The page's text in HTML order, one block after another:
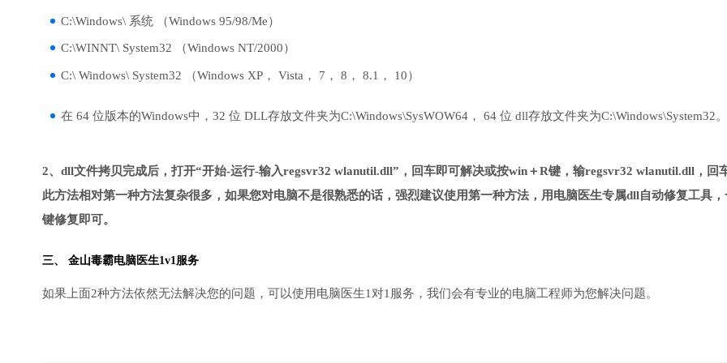
C:\Windows\ 系统 （Windows 95/98/Me）
C:\WINNT\ System32 （Windows NT/2000）
C:\ Windows\ System32 （Windows XP， Vista， 7， 8， 8.1， 10）
在 64 位版本的Windows中，32 位 DLL存放文件夹为C:\Windows\SysWOW64， 64 位 dll存放文件夹为C:\Windows\System32。
2、dll文件拷贝完成后，打开“开始-运行-输入regsvr32 wlanutil.dll”，回车即可解决或按win＋R键，输regsvr32 wlanutil.dll，回车
此方法相对第一种方法复杂很多，如果您对电脑不是很熟悉的话，强烈建议使用第一种方法，用电脑医生专属dll自动修复工具，
键修复即可。
三、 金山毒霸电脑医生1v1服务
如果上面2种方法依然无法解决您的问题，可以使用电脑医生1对1服务，我们会有专业的电脑工程师为您解决问题。